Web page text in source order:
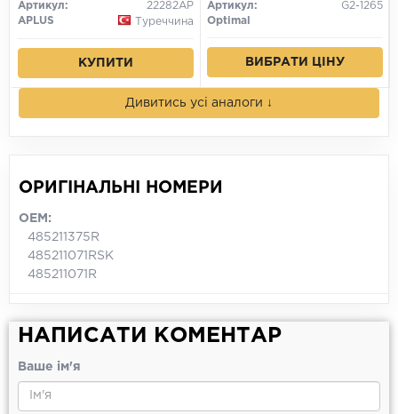
Артикул:
22282AP
APLUS
Туреччина
КУПИТИ
Артикул:
G2-1265
Optimal
ВИБРАТИ ЦІНУ
Дивитись усі аналоги ↓
ОРИГІНАЛЬНІ НОМЕРИ
OEM:
485211375R
485211071RSK
485211071R
НАПИСАТИ КОМЕНТАР
Ваше ім'я